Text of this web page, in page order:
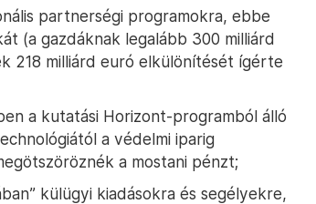
partnerségi programokra, ebbe
(a gazdáknak legalább 300 milliárd
218 milliárd euró elkülönítését ígérte
a kutatási Horizont-programból álló
a védelmi iparig
a mostani pénzt;
külügyi kiadásokra és segélyekre,